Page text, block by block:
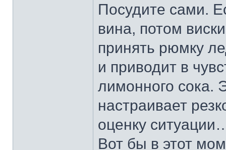
Посудите сами.
вина, потом
принять рюмку
и приводит в
лимонного сока.
настраивает
оценку
Вот бы в этот